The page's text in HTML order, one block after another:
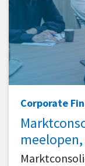
Corporate